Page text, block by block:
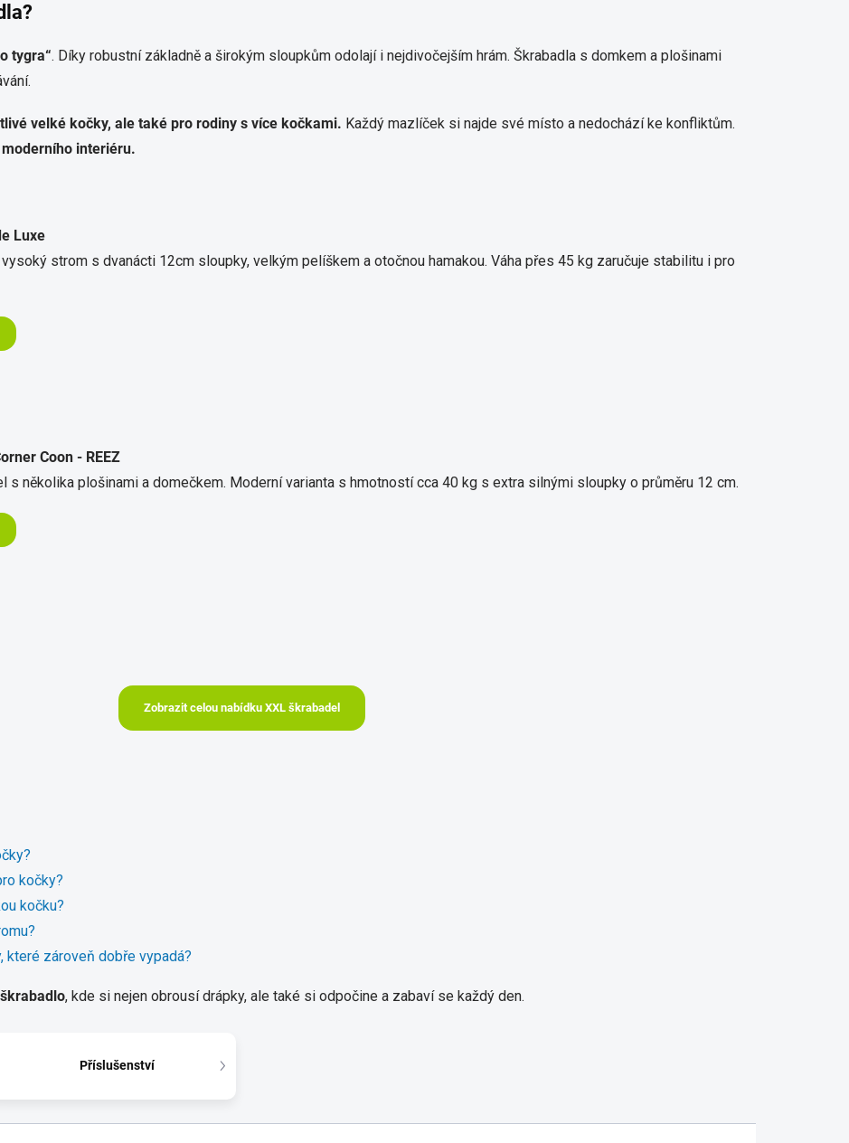
tygra“. Díky robustní základně a širokým sloupkům odolají i nejdivočejším hrám. Škrabadla s domkem a plošinami
velké kočky, ale také pro rodiny s více kočkami. Každý mazlíček si najde své místo a nedochází ke konfliktům.
interiéru.
Luxe
strom s dvanácti 12cm sloupky, velkým pelíškem a otočnou hamakou. Váha přes 45 kg zaručuje stabilitu i pro
Coon - REEZ
s několika plošinami a domečkem. Moderní varianta s hmotností cca 40 kg s extra silnými sloupky o průměru 12 cm.
Zobrazit celou nabídku XXL škrabadel
kočky?
kočku?
které zároveň dobře vypadá?
, kde si nejen obrousí drápky, ale také si odpočine a zabaví se každý den.
Příslušenství